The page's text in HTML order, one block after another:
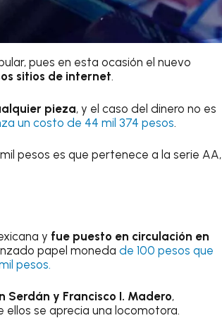
pues en esta ocasión el nuevo
sitios de internet.
pieza, y el caso del dinero no es
un costo de 44 mil 374 pesos.
pesos es que pertenece a la serie AA,
y fue puesto en circulación en
papel moneda de 100 pesos que
pesos.
y Francisco I. Madero,
se aprecia una locomotora.